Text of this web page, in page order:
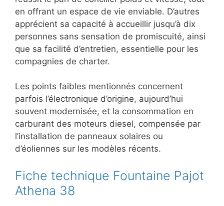
en offrant un espace de vie enviable. D’autres
apprécient sa capacité à accueillir jusqu’à dix
personnes sans sensation de promiscuité, ainsi
que sa facilité d’entretien, essentielle pour les
compagnies de charter.
Les points faibles mentionnés concernent
parfois l’électronique d’origine, aujourd’hui
souvent modernisée, et la consommation en
carburant des moteurs diesel, compensée par
l’installation de panneaux solaires ou
d’éoliennes sur les modèles récents.
Fiche technique Fountaine Pajot
Athena 38